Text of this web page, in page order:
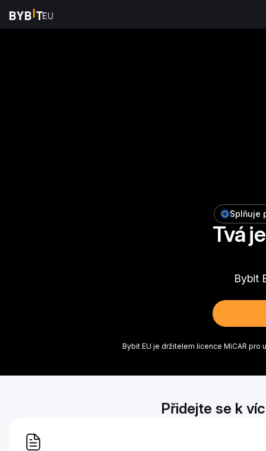
Splňuje
Tvá
Bybit
Bybit EU je držitelem licence MiCAR
Přidejte se k